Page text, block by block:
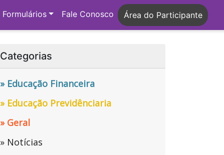
Formulários Fale Conosco Área do Participante
Categorias
» Educação Financeira
» Educação Previdênciaria
» Geral
» Notícias